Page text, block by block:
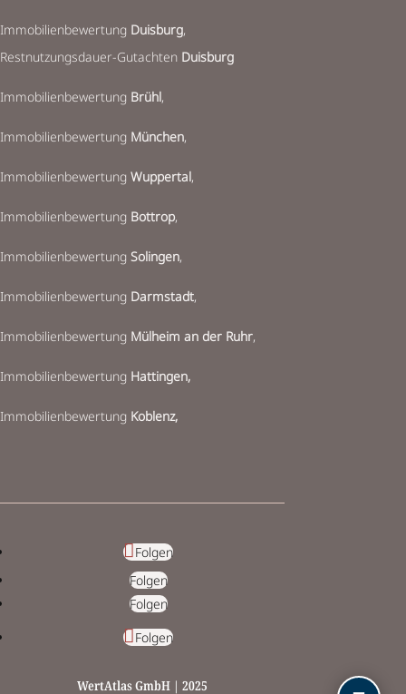
Immobilienbewertung Duisburg,
Restnutzungsdauer-Gutachten Duisburg
Immobilienbewertung Brühl,
Immobilienbewertung München,
Immobilienbewertung Wuppertal,
Immobilienbewertung Bottrop,
Immobilienbewertung Solingen,
Immobilienbewertung Darmstadt,
Immobilienbewertung Mülheim an der Ruhr,
Immobilienbewertung Hattingen,
Immobilienbewertung Koblenz,
Folgen
Folgen
Folgen
Folgen
WertAtlas GmbH | 2025